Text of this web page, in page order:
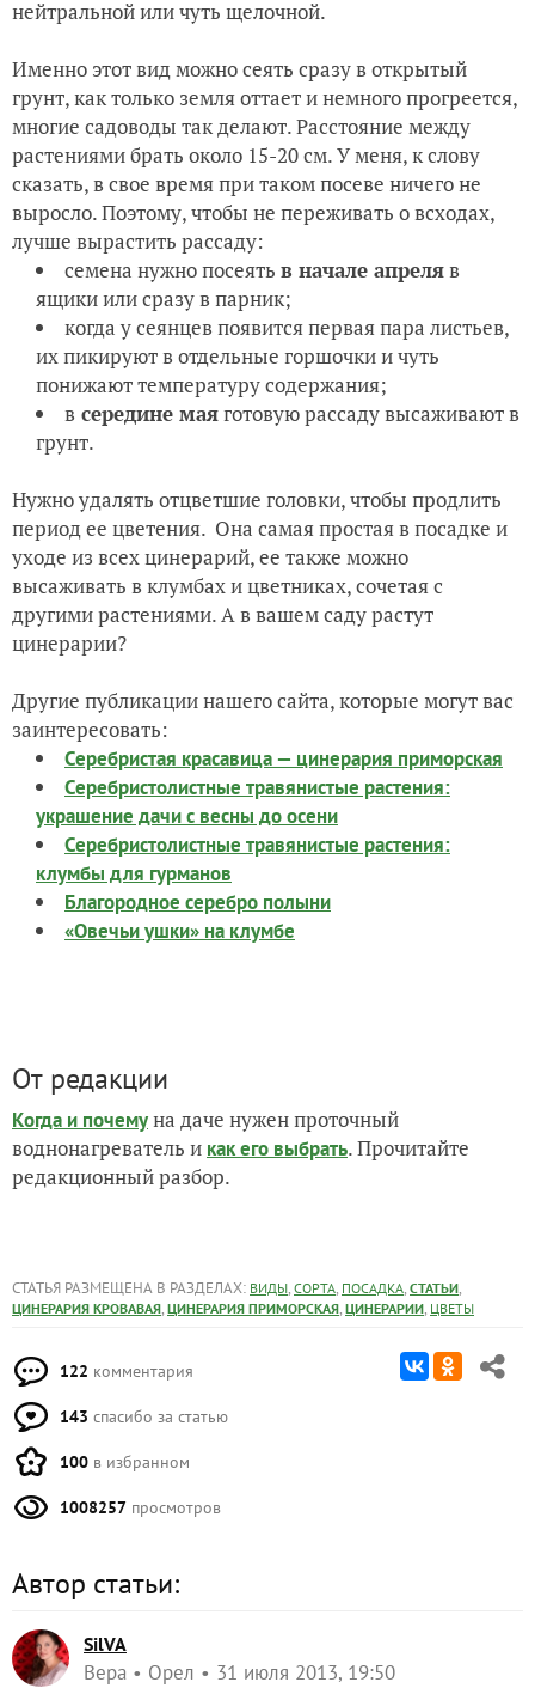
нейтральной или чуть щелочной.
Именно этот вид можно сеять сразу в открытый
грунт, как только земля оттает и немного прогреется,
многие садоводы так делают. Расстояние между
растениями брать около 15-20 см. У меня, к слову
сказать, в свое время при таком посеве ничего не
выросло. Поэтому, чтобы не переживать о всходах,
лучше вырастить рассаду:
семена нужно посеять в начале апреляв
ящики или сразу в парник;
когда у сеянцев появится первая пара листьев,
их пикируют в отдельные горшочки и чуть
понижают температуру содержания;
в середине маяготовую рассаду высаживают в
грунт.
Нужно удалять отцветшие головки, чтобы продлить
период ее цветения. Она самая простая в посадке и
уходе из всех цинерарий, ее также можно
высаживать в клумбах и цветниках, сочетая с
другими растениями. А в вашем саду растут
цинерарии?
Другие публикации нашего сайта, которые могут вас
заинтересовать:
Серебристая красавица — цинерария приморская
Серебристолистные травянистые растения:
украшение дачи с весны до осени
Серебристолистные травянистые растения:
клумбы для гурманов
Благородное серебро полыни
«Овечьи ушки» на клумбе
От редакции
Когда и почемуна даче нужен проточный
воднонагреватель и как его выбрать. Прочитайте
редакционный разбор.
СТАТЬЯ РАЗМЕЩЕНА В РАЗДЕЛАХ: ВИДЫ, СОРТА, ПОСАДКА, СТАТЬИ,
ЦИНЕРАРИЯ КРОВАВАЯ, ЦИНЕРАРИЯ ПРИМОРСКАЯ, ЦИНЕРАРИИ, ЦВЕТЫ
122 комментария
143 спасибо за статью
100 в избранном
1008257 просмотров
Автор статьи:
SilVA
Вера Орел 31 июля 2013, 19:50